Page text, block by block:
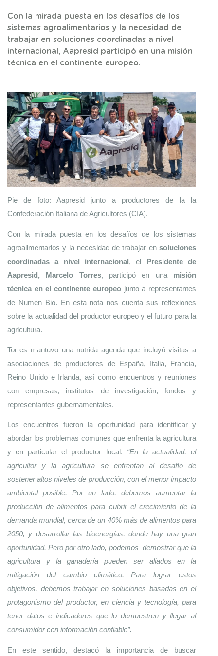
Con la mirada puesta en los desafíos de los
sistemas agroalimentarios y la necesidad de
trabajar en soluciones coordinadas a nivel
internacional, Aapresid participó en una misión
técnica en el continente europeo.
Pie de foto: Aapresid junto a productores de la la
Confederación Italiana de Agricultores (CIA).
Con la mirada puesta en los desafíos de los sistemas
agroalimentarios y la necesidad de trabajar en soluciones
coordinadas a nivel internacional , el
Presidente de
Aapresid, Marcelo Torres, participó en una misión
técnica en el continente europeo junto a representantes
de Numen Bio. En esta nota nos cuenta sus reflexiones
sobre la actualidad del productor europeo y el futuro para la
agricultura.
Torres mantuvo una nutrida agenda que incluyó visitas a
asociaciones de productores de España, Italia, Francia,
Reino Unido e Irlanda, así como encuentros y reuniones
con empresas, institutos de investigación, fondos y
representantes gubernamentales.
Los encuentros fueron la oportunidad para identificar y
abordar los problemas comunes que enfrenta la agricultura
y en particular el productor local. “En la actualidad, el
agricultor y la agricultura se enfrentan al desafío de
sostener altos niveles de producción, con el menor impacto
ambiental posible. Por un lado, debemos aumentar la
producción de alimentos para cubrir el crecimiento de la
demanda mundial, cerca de un 40% más de alimentos para
2050, y desarrollar las bioenergías, donde hay una gran
oportunidad. Pero por otro lado, podemos  demostrar que la
agricultura y la ganadería pueden ser aliados en la
mitigación del cambio climático. Para lograr estos
objetivos, debemos trabajar en soluciones basadas en el
protagonismo del productor, en ciencia y tecnología, para
tener datos e indicadores que lo demuestren y llegar al
consumidor con información confiable”.
En este sentido, destacó la importancia de buscar